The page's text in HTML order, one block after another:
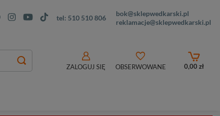
tel: 510 510 806
bok@sklepwedkarski.pl
reklamacje@sklepwedkarski.pl
ZALOGUJ SIĘ OBSERWOWANE 0,00 zł